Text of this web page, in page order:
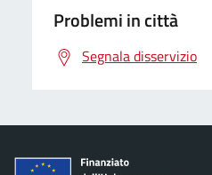
Problemi in città
Segnala disservizio